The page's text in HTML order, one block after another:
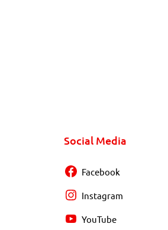
Social Media
Facebook
Instagram
YouTube